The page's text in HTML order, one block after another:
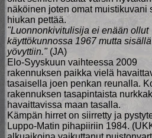
näköinen joten omat muistikuvani
hiukan pettää.
"Luonnonkivitulisija ei enään ollut
käyttökunnossa 1967 mutta sisällä
yövyttiin."(JA)
Elo-Syyskuun vaihteessa 2009
rakennuksen paikka vielä
tasaisella joen penkan reunalla.
rakennuksen tasapintaista
havaittavissa maan tasalla.
Kämpän hirret on siirretty ja
Luppo-Matin pihapiiriin 1984.